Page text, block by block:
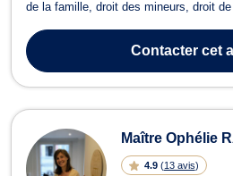
de la famille, droit des mineurs, droit
contrats, dommage corporel et
droit de la famille, ...Contactercet
Maître Ophélie
4.9 (13 avis)